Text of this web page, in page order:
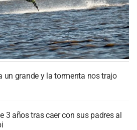
un grande y la tormenta nos trajo
3 años tras caer con sus padres al